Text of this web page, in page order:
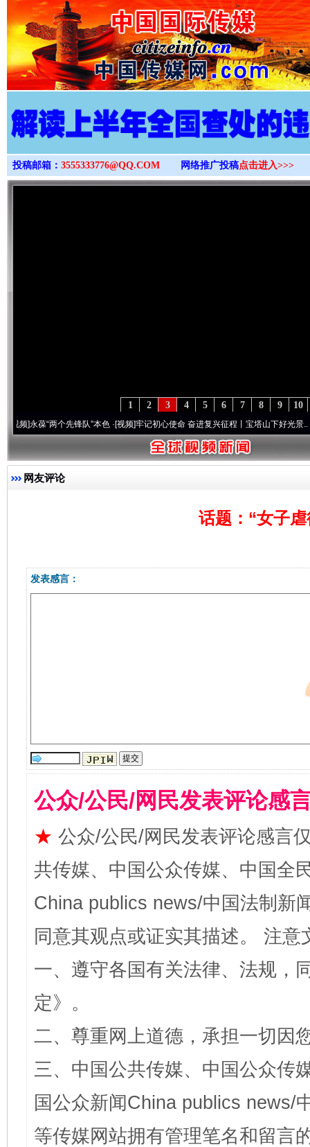
>
投稿邮箱： 3555333776@QQ.COM 网络推广投稿点击进入>>>
10
9
8
7
6
5
4
3
2
1
葆“两个先锋队”本色·[视频]牢记初心使命 奋进复兴征程丨宝塔山下好光景..·[视频]
网友评论
话题：“女子
发表感言：
公众/公民/网民发表评论感
★ 公众/公民/网民发表评论感言
共传媒、中国公众传媒、中国全
China publics news/中国法制新
同意其观点或证实其描述。 注
一、遵守各国有关法律、法规，
定》。
二、尊重网上道德，承担一切因
三、中国公共传媒、中国公众传
国公众新闻China publics news/
等传媒网站拥有管理笔名和留言